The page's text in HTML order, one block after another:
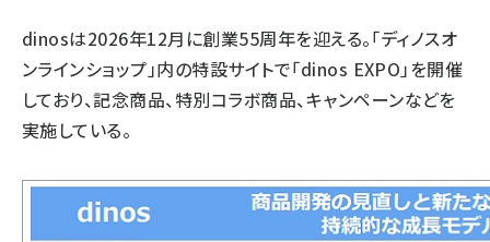
dinosは2026年12月に創業55周年を迎える。「ディノスオ
ンラインショップ」内の特設サイトで「dinos EXPO」を開催
しており、記念商品、特別コラボ商品、キャンペーンなどを
実施している。